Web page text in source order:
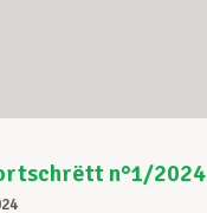
n°1/2024